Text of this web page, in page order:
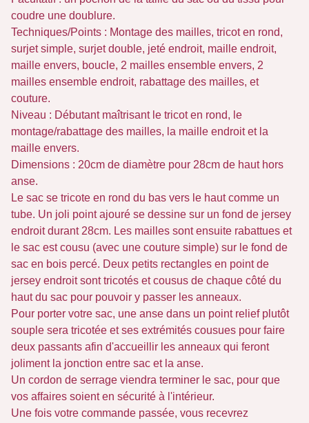
coudre une doublure.
Techniques/Points : Montage des mailles, tricot en rond,
surjet simple, surjet double, jeté endroit, maille endroit,
maille envers, boucle, 2 mailles ensemble envers, 2
mailles ensemble endroit, rabattage des mailles, et
couture.
Niveau : Débutant maîtrisant le tricot en rond, le
montage/rabattage des mailles, la maille endroit et la
maille envers.
Dimensions : 20cm de diamètre pour 28cm de haut hors
anse.
Le sac se tricote en rond du bas vers le haut comme un
tube. Un joli point ajouré se dessine sur un fond de jersey
endroit durant 28cm. Les mailles sont ensuite rabattues et
le sac est cousu (avec une couture simple) sur le fond de
sac en bois percé. Deux petits rectangles en point de
jersey endroit sont tricotés et cousus de chaque côté du
haut du sac pour pouvoir y passer les anneaux.
Pour porter votre sac, une anse dans un point relief plutôt
souple sera tricotée et ses extrémités cousues pour faire
deux passants afin d'accueillir les anneaux qui feront
joliment la jonction entre sac et la anse.
Un cordon de serrage viendra terminer le sac, pour que
vos affaires soient en sécurité à l'intérieur.
Une fois votre commande passée, vous recevrez